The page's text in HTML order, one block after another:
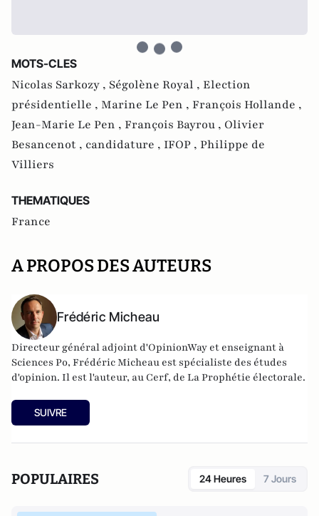
MOTS-CLES
Nicolas Sarkozy , Ségolène Royal , Election
présidentielle , Marine Le Pen , François Hollande ,
Jean-Marie Le Pen , François Bayrou , Olivier
Besancenot , candidature , IFOP , Philippe de
Villiers
THEMATIQUES
France
A PROPOS DES AUTEURS
Frédéric Micheau
Directeur général adjoint d'OpinionWay et enseignant à
Sciences Po, Frédéric Micheau est spécialiste des études
d'opinion. Il est l'auteur, au Cerf, de La Prophétie électorale.
SUIVRE
POPULAIRES 24 Heures 7 Jours